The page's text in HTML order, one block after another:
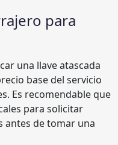
para
una llave atascada
base del servicio
Es recomendable que
para solicitar
antes de tomar una